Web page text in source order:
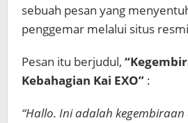
sebuah pesan yang
penggemar melalui situs resmi
Pesan itu berjudul,
Kebahagian Kai EXO” :
“Hallo. Ini adalah